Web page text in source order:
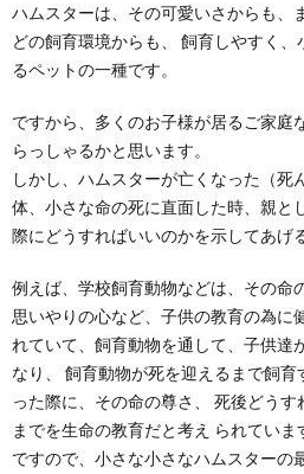
ハムスターは、その可愛いさからも、
どの飼育環境からも、 飼育しやすく
るペットの一種です。
ですから、多くのお子様が居るご家庭
らっしゃるかと思います。
しかし、ハムスターが亡くなった（死
体、小さな命の死に直面した時、親と
際にどうすればいいのかを示してあげ
例えば、学校飼育動物などは、その命
思いやりの心など、子供の教育の為に
れていて、飼育動物を通して、子供達
なり、 飼育動物が死を迎えるまで飼育
った際に、その命の尊さ、 死後どう
までを生命の教育だと考え られていま
ですので、小さな小さなハムスターの